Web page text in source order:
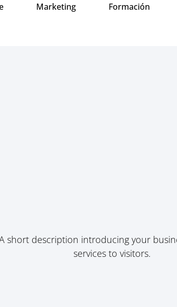
Marketing Formación
short description introducing your
services to visitors.